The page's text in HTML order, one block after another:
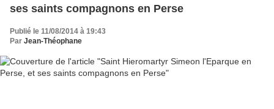
ses saints compagnons en Perse
Publié le 11/08/2014 à 19:43
Par Jean-Théophane